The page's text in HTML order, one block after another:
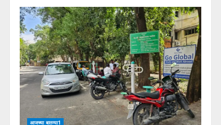
आजच्या बातम्या1